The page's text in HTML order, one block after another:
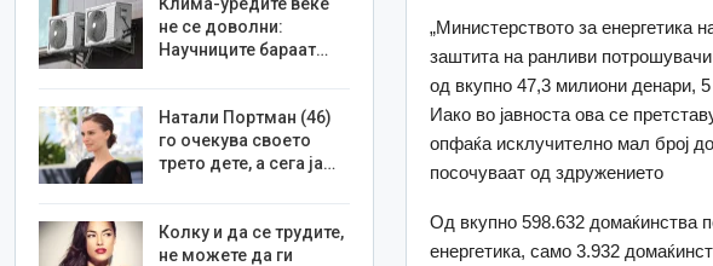
„Министерството за енергетика
заштита на ранливи потрошувачи
од вкупно 47,3 милиони денари,
Иако во јавноста ова се
опфаќа исклучително мал број
посочуваат од здружението
Од вкупно 598.632 домаќинства
енергетика, само 3.932
не се доволни:
Научниците бараат…
Натали Портман (46)
го очекува своето
трето дете, а сега ја…
Колку и да се трудите,
не можете да ги